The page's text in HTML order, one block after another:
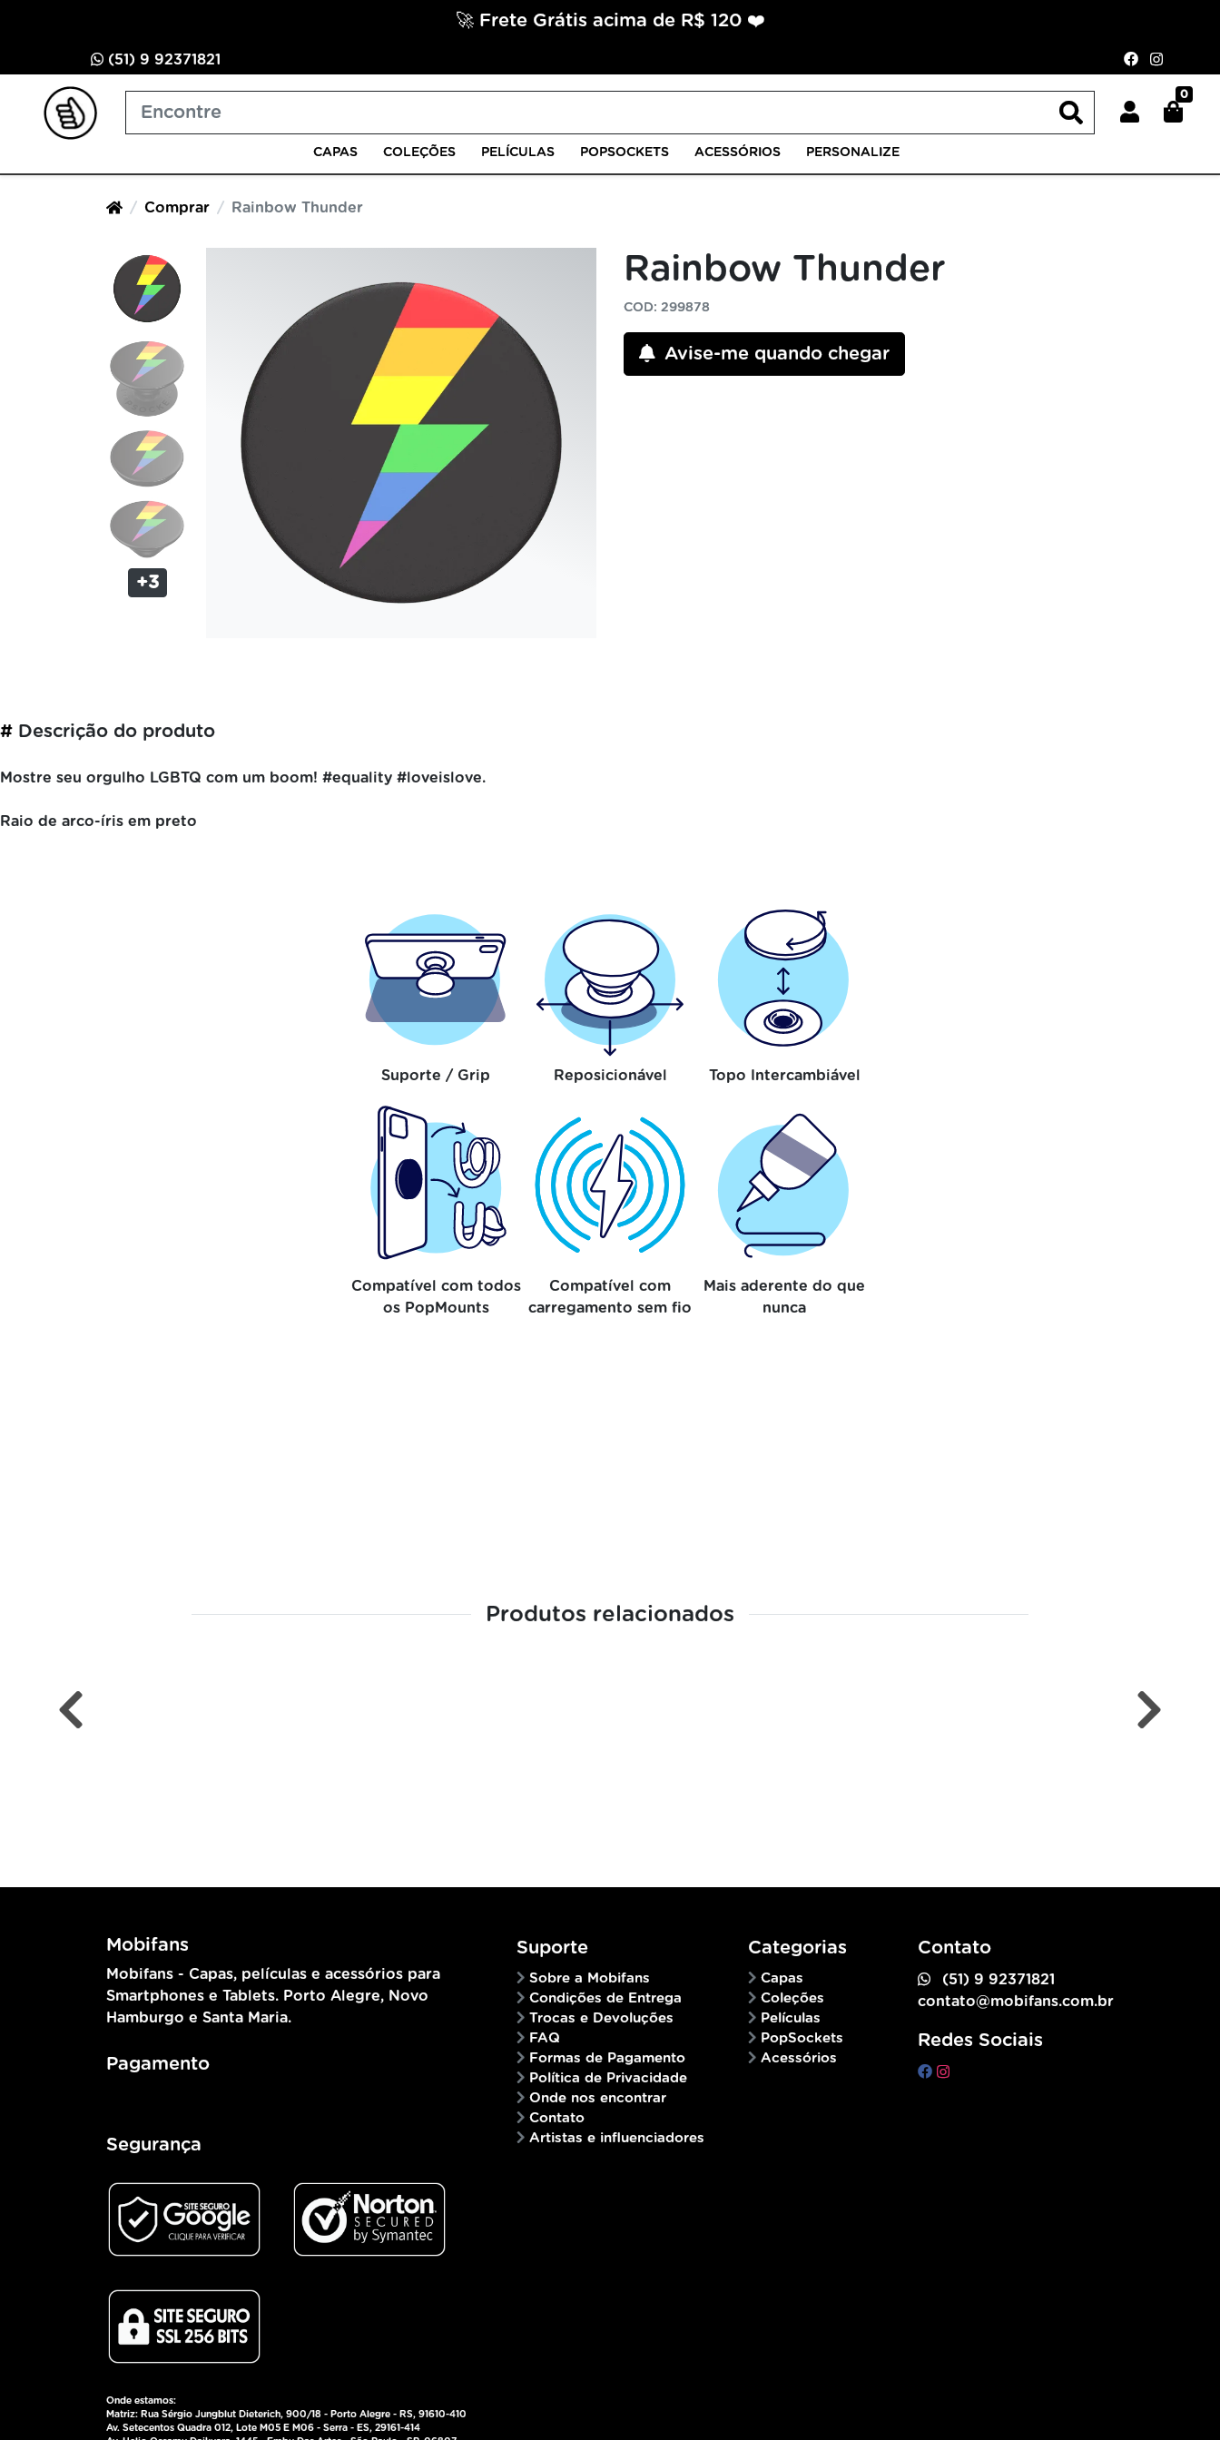
🚀 Frete Grátis acima de R$ 120 ❤️
(51) 9 92371821
0
CAPAS COLEÇÕES PELÍCULAS POPSOCKETS ACESSÓRIOS PERSONALIZE
Comprar Rainbow Thunder
+3
Rainbow Thunder
COD: 299878
Avise-me quando chegar
# Descrição do produto
Mostre seu orgulho LGBTQ com um boom! #equality #loveislove.
Raio de arco-íris em preto
Suporte / Grip Reposicionável Topo Intercambiável
Compatível com todos
os PopMounts
Compatível com
carregamento sem fio
Mais aderente do que
nunca
Produtos relacionados
Contato
(51) 9 92371821
contato@mobifans.com.br
Redes Sociais
Suporte
Sobre a Mobifans
Condições de Entrega
Trocas e Devoluções
FAQ
Formas de Pagamento
Política de Privacidade
Onde nos encontrar
Contato
Artistas e influenciadores
Categorias
Capas
Coleções
Películas
PopSockets
Acessórios
Mobifans
Mobifans - Capas, películas e acessórios para
Smartphones e Tablets. Porto Alegre, Novo
Hamburgo e Santa Maria.
Pagamento
Segurança
Onde estamos:
Matriz: Rua Sérgio Jungblut Dieterich, 900/18 - Porto Alegre - RS, 91610-410
Av. Setecentos Quadra 012, Lote M05 E M06 - Serra - ES, 29161-414